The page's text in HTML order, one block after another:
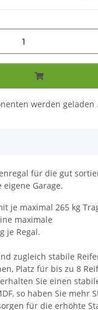
werden geladen
für die gut
Garage.
je maximal 265 kg
maximale
je Regal.
zugleich stabile
Platz für bis zu 8
Sie einen
so haben Sie mehr
für die erhöhte